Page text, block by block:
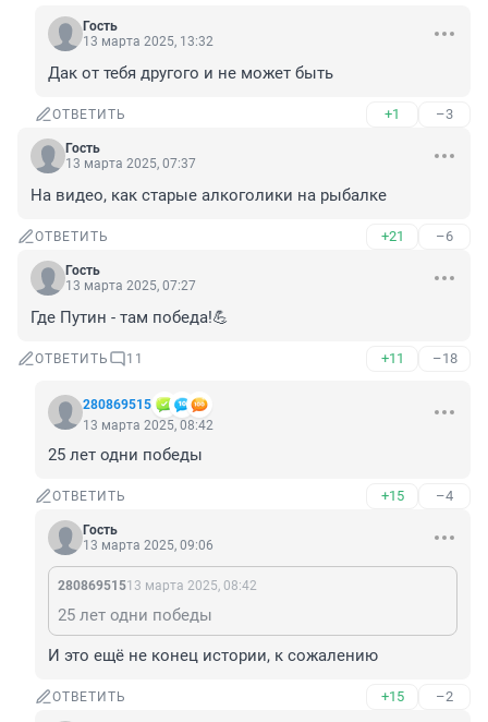
Гость
13 марта 2025, 13:32
Дак от тебя другого и не может быть
ОТВЕТИТЬ +1 –3
Гость
13 марта 2025, 07:37
На видео, как старые алкоголики на рыбалке
ОТВЕТИТЬ +21 –6
Гость
13 марта 2025, 07:27
Где Путин - там победа!💪
ОТВЕТИТЬ 11 +11 –18
280869515
13 марта 2025, 08:42
25 лет одни победы
ОТВЕТИТЬ +15 –4
Гость
13 марта 2025, 09:06
28086951513 марта 2025, 08:42
25 лет одни победы
И это ещё не конец истории, к сожалению
ОТВЕТИТЬ +15 –2